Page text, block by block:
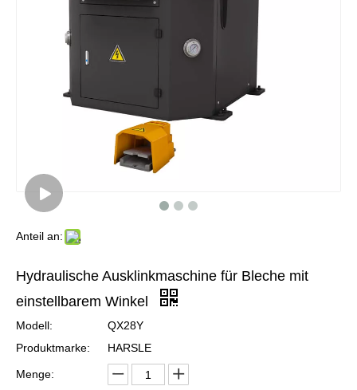
Anteil an:
Hydraulische Ausklinkmaschine für Bleche mit
einstellbarem Winkel
Modell:
QX28Y
Produktmarke:
HARSLE
Menge: